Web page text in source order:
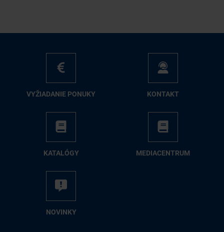
VY­ŽIA­DA­NIE PO­NU­KY KON­TAKT
KA­TA­LÓ­GY ME­DIA­CEN­TRUM
NO­VIN­KY